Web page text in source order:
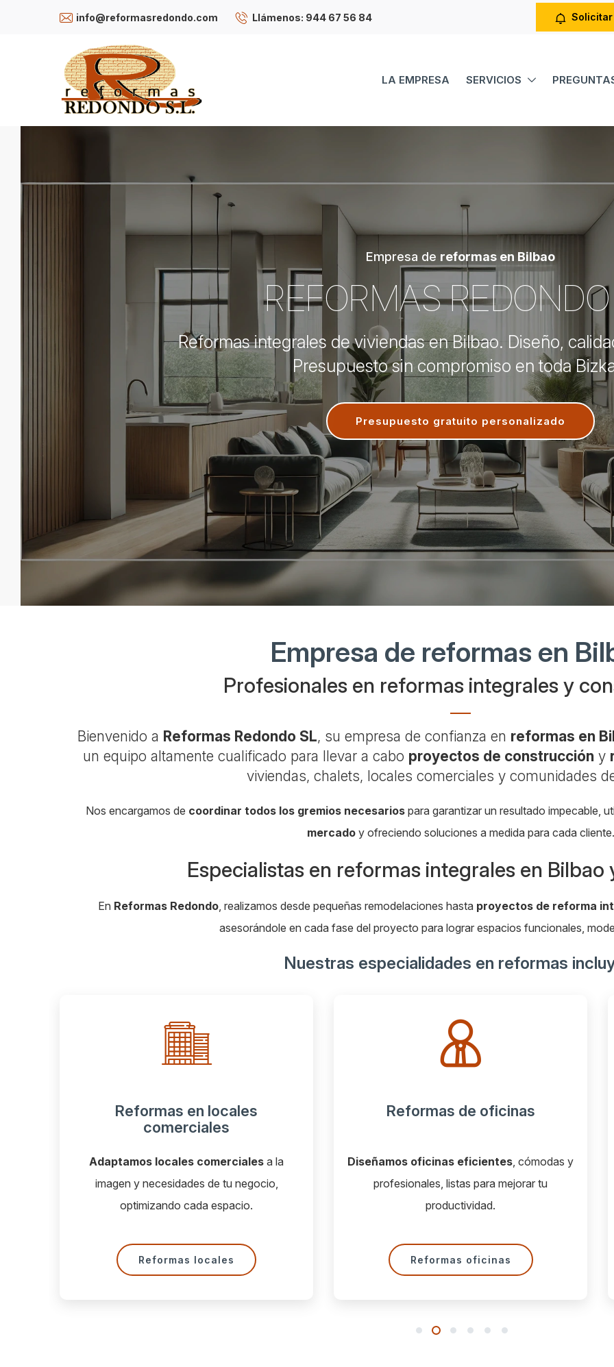
info@reformasredondo.com Llámenos: 944 67 56 84
LA EMPRESA SERVICIOS
Empresa de reformas en Bilbao
REFORMAS
Reformas integrales de viviendas en Bilbao. Diseño,
Presupuesto sin compromiso en toda
Presupuesto gratuito personalizado
Empresa de reformas en
Profesionales en reformas integrales y
Bienvenido a Reformas Redondo SL, su empresa de confianza en reformas en
un equipo altamente cualificado para llevar a cabo proyectos de construcción y
viviendas, chalets, locales comerciales y comunidades
Nos encargamos de coordinar todos los gremios necesariospara garantizar un resultado impecable,
mercado y ofreciendo soluciones a medida para cada cliente.
Especialistas en reformas integrales en Bilbao
En Reformas Redondo , realizamos desde pequeñas remodelaciones hasta proyectos de reforma
asesorándole en cada fase del proyecto para lograr espacios funcionales,
Nuestras especialidades en reformas
Reformas de oficinas
Diseñamos oficinas eficientes, cómodas y
profesionales, listas para mejorar tu
productividad.
Reformas oficinas
Reformas de chalet y caserios
Reformamos chalets y caseríos
respetando su esencia y adaptándolos al
confort actual.
Reformas chalets
1 2 3 4 5 6